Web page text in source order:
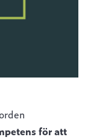
för att